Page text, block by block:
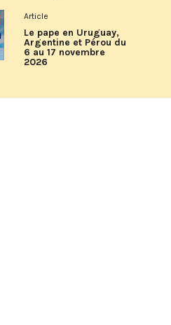
Article
Le pape en Uruguay,
Argentine et Pérou du
6 au 17 novembre
2026